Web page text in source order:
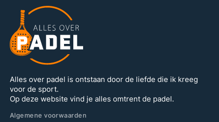
Alles over padel is ontstaan door de liefde die ik kreeg
voor de sport.
Op deze website vind je alles omtrent de padel.
Algemene voorwaarden